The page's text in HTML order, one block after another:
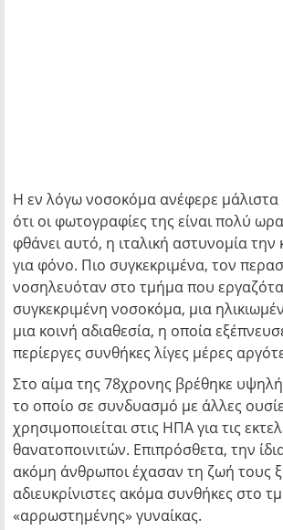
Η εν λόγω νοσοκόμα ανέφερε μάλιστα
ότι οι φωτογραφίες της είναι πολύ
φθάνει αυτό, η ιταλική αστυνομία την
για φόνο. Πιο συγκεκριμένα, τον
νοσηλευόταν στο τμήμα που
συγκεκριμένη νοσοκόμα, μια
μια κοινή αδιαθεσία, η οποία
περίεργες συνθήκες λίγες μέρες
Στο αίμα της 78χρονης βρέθηκε
το οποίο σε συνδυασμό με άλλες
χρησιμοποιείται στις ΗΠΑ για τις
θανατοποινιτών. Επιπρόσθετα, την
ακόμη άνθρωποι έχασαν τη ζωή τους
αδιευκρίνιστες ακόμα συνθήκες στο
«αρρωστημένης» γυναίκας.